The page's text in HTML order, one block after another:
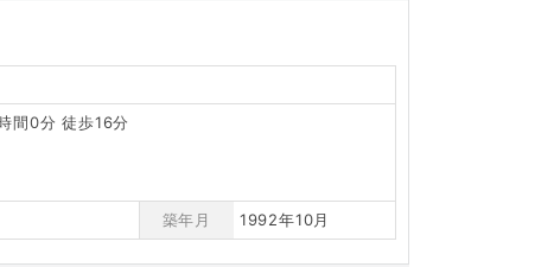
間0分 徒歩16分
築年月 1992年10月